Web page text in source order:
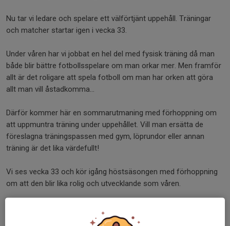
Nu tar vi ledare och spelare ett välförtjänt uppehåll. Träningar
och matcher startar igen i vecka 33.
Under våren har vi jobbat en hel del med fysisk träning då man
både blir bättre fotbollsspelare om man orkar mer. Men framför
allt är det roligare att spela fotboll om man har orken att göra
allt man vill åstadkomma…
Därför kommer här en sommarutmaning med förhoppning om
att uppmuntra träning under uppehållet. Vill man ersätta de
föreslagna träningspassen med gym, löprundor eller annan
träning är det lika värdefullt!
Vi ses vecka 33 och kör igång höstsäsongen med förhoppning
om att den blir lika rolig och utvecklande som våren.